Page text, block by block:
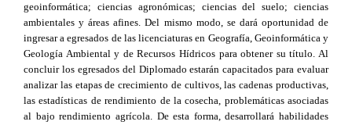
geoinformática; ciencias agronómicas; ciencias del suelo; ciencias
ambientales y áreas afines. Del mismo modo, se dará oportunidad de
ingresar a egresados de las licenciaturas en Geografía, Geoinformática y
Geología Ambiental y de Recursos Hídricos para obtener su título. Al
concluir los egresados del Diplomado estarán capacitados para evaluar
analizar las etapas de crecimiento de cultivos, las cadenas productivas,
las estadísticas de rendimiento de la cosecha, problemáticas asociadas
al bajo rendimiento agrícola. De esta forma, desarrollará habilidades